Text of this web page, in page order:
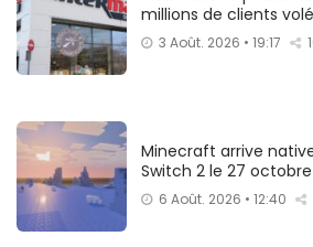
millions de clients
3 Août. 2026 • 19:17
Minecraft arrive
Switch 2 le 27
6 Août. 2026 • 12:40